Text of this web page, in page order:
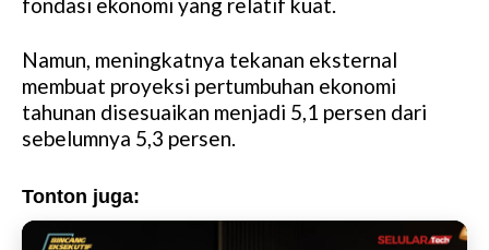
Namun, meningkatnya tekanan eksternal
membuat proyeksi pertumbuhan ekonomi
tahunan disesuaikan menjadi 5,1 persen dari
sebelumnya 5,3 persen.
Tonton juga: